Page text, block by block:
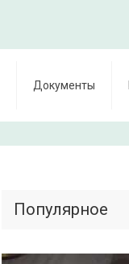
Документы
Популярное